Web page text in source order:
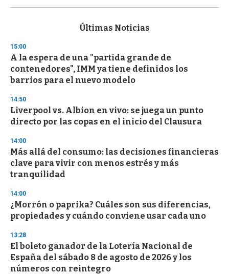
s
d
s
o
f
3
s
e
c
o
d
s
Últimas Noticias
15:00
A la espera de una "partida grande de
contenedores", IMM ya tiene definidos los
barrios para el nuevo modelo
14:50
Liverpool vs. Albion en vivo: se juega un punto
directo por las copas en el inicio del Clausura
14:00
Más allá del consumo: las decisiones financieras
clave para vivir con menos estrés y más
tranquilidad
14:00
¿Morrón o paprika? Cuáles son sus diferencias,
propiedades y cuándo conviene usar cada uno
13:28
El boleto ganador de la Lotería Nacional de
España del sábado 8 de agosto de 2026 y los
números con reintegro